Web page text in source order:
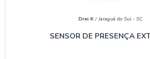
A segurança em lojas é crucial para a
Drei K / Jaraguá do Sul - SC
SENSOR DE PRESENÇA